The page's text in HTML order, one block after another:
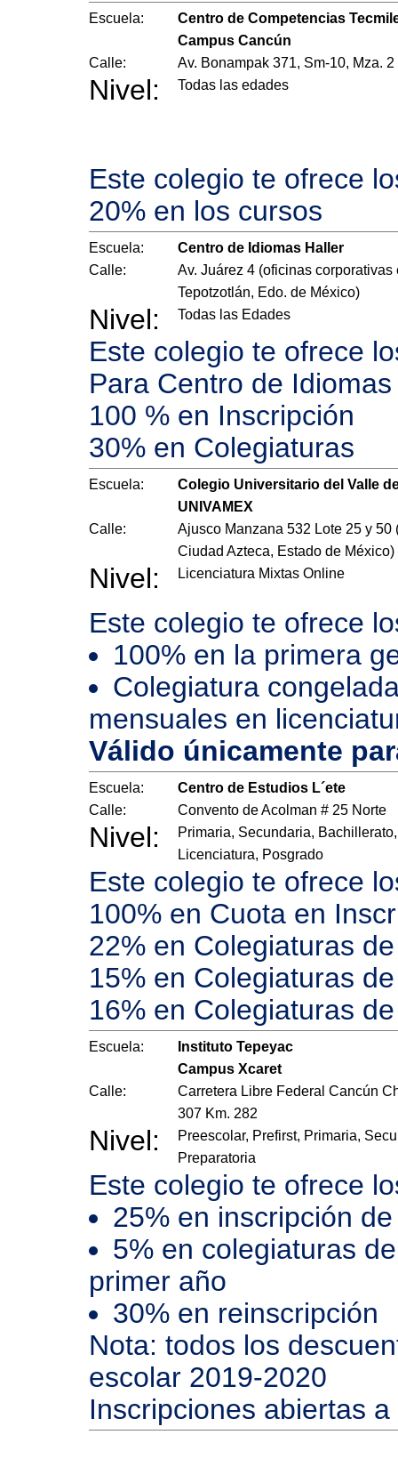
Escuela:
Centro de Competencias
Campus Cancún
Calle:
Av. Bonampak 371, Sm-10, Mza. 2
Nivel: Todas las edades
Este colegio te ofrece
20% en los cursos
Escuela:
Centro de Idiomas Haller
Calle:
Av. Juárez 4 (oficinas corporativas
Tepotzotlán, Edo. de México)
Nivel: Todas las Edades
Este colegio te ofrece
Para Centro de Idiomas
100 % en Inscripción
30% en Colegiaturas
Escuela:
Colegio Universitario del Valle
UNIVAMEX
Calle:
Ajusco Manzana 532 Lote 25 y 50
Ciudad Azteca, Estado de México)
Nivel: Licenciatura Mixtas Online
Este colegio te ofrece
100% en la primera
Colegiatura
mensuales en
Válido únicamente
Escuela:
Centro de Estudios L´ete
Calle:
Convento de Acolman # 25 Norte
Nivel:
Primaria, Secundaria, Bachillerato,
Licenciatura, Posgrado
Este colegio te ofrece
100% en Cuota en
22% en Colegiaturas
15% en Colegiaturas
16% en Colegiaturas
Escuela:
Instituto Tepeyac
Campus Xcaret
Calle:
Carretera Libre Federal Cancún
307 Km. 282
Nivel:
Preescolar, Prefirst, Primaria,
Preparatoria
Este colegio te ofrece
25% en inscripción
5% en colegiaturas
primer año
30% en reinscripción
Nota: todos los
escolar 2019-2020
Inscripciones abiertas